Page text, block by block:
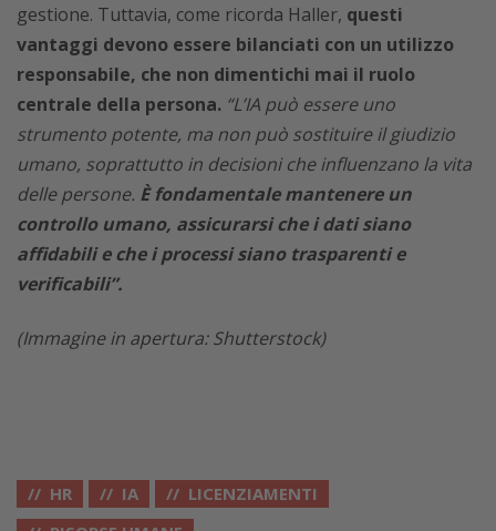
gestione. Tuttavia, come ricorda Haller, questi
vantaggi devono essere bilanciati con un utilizzo
responsabile, che non dimentichi mai il ruolo
centrale della persona. “L’IA può essere uno
strumento potente, ma non può sostituire il giudizio
umano, soprattutto in decisioni che influenzano la vita
delle persone. È fondamentale mantenere un
controllo umano, assicurarsi che i dati siano
affidabili e che i processi siano trasparenti e
verificabili”.
(Immagine in apertura: Shutterstock)
HR IA
LICENZIAMENTI